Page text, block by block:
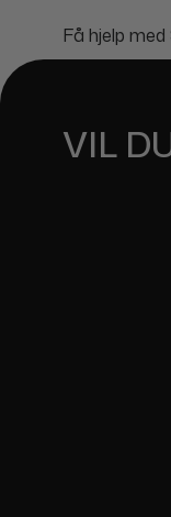
Få hjelp med
VIL